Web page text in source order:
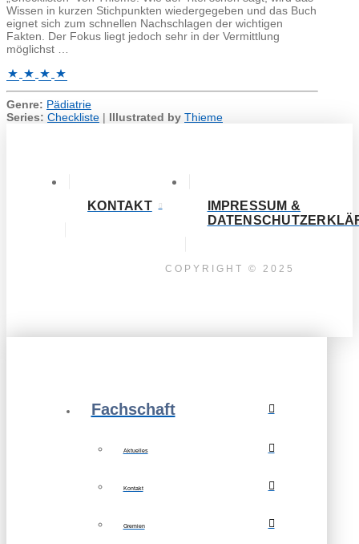
Wissen in kurzen Stichpunkten wiedergegeben und das Buch
eignet sich zum schnellen Nachschlagen der wichtigen
Fakten. Der Fokus liegt jedoch sehr in der Vermittlung
möglichst …
Genre: Pädiatrie
Series: Checkliste | Illustrated by Thieme
KONTAKT
IMPRESSUM &
COPYRIGHT © 2025
Fachschaft
Aktuelles
Kontakt
Gremien